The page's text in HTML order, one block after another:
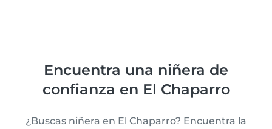
Encuentra una niñera de
confianza en El Chaparro
¿Buscas niñera en El Chaparro? Encuentra la